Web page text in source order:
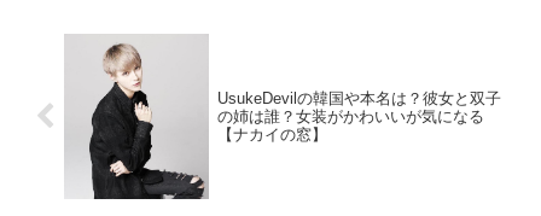
UsukeDevilの韓国や本名は？彼女と双子
の姉は誰？女装がかわいいが気になる
【ナカイの窓】